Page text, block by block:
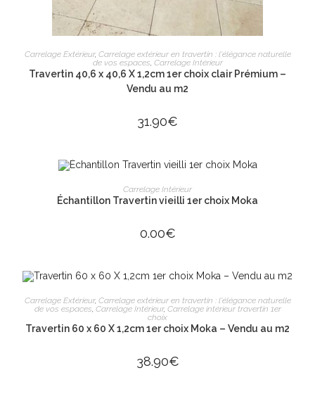
AJOUTER AU PANIER
Carrelage Extérieur, Carrelage extérieur en travertin : l'élégance naturelle
de vos espaces Carrelage Intérieur
Travertin 40,6 x 40,6 X 1,2cm 1er choix clair Prémium –
Vendu au m2
31.90€
AJOUTER AU PANIER
Carrelage Intérieur
Échantillon Travertin vieilli 1er choix Moka
0.00€
LIRE LA SUITE
Carrelage Extérieur, Carrelage extérieur en travertin : l'élégance naturelle
de vos espaces, Carrelage Intérieur, Carrelage intérieur travertin 1er
choix
Travertin 60 x 60 X 1,2cm 1er choix Moka – Vendu au m2
38.90€